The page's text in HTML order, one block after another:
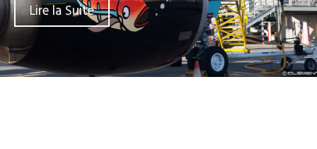
Lire la Suite